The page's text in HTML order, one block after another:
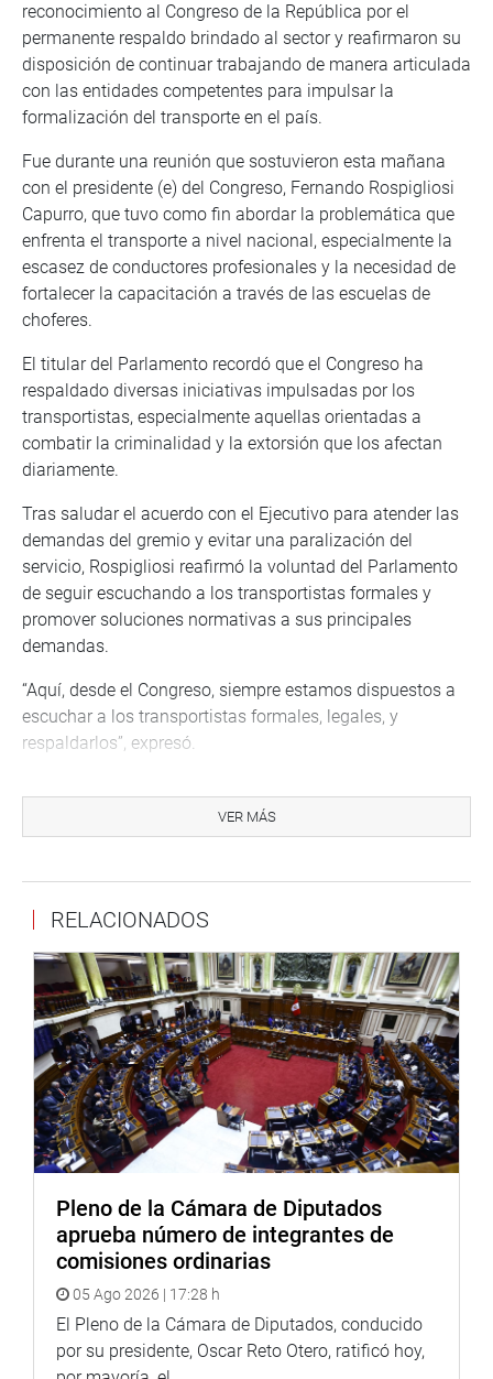
reconocimiento al Congreso de la República por el
permanente respaldo brindado al sector y reafirmaron su
disposición de continuar trabajando de manera articulada
con las entidades competentes para impulsar la
formalización del transporte en el país.
Fue durante una reunión que sostuvieron esta mañana
con el presidente (e) del Congreso, Fernando Rospigliosi
Capurro, que tuvo como fin abordar la problemática que
enfrenta el transporte a nivel nacional, especialmente la
escasez de conductores profesionales y la necesidad de
fortalecer la capacitación a través de las escuelas de
choferes.
El titular del Parlamento recordó que el Congreso ha
respaldado diversas iniciativas impulsadas por los
transportistas, especialmente aquellas orientadas a
combatir la criminalidad y la extorsión que los afectan
diariamente.
Tras saludar el acuerdo con el Ejecutivo para atender las
demandas del gremio y evitar una paralización del
servicio, Rospigliosi reafirmó la voluntad del Parlamento
de seguir escuchando a los transportistas formales y
promover soluciones normativas a sus principales
demandas.
“Aquí, desde el Congreso, siempre estamos dispuestos a
escuchar a los transportistas formales, legales, y
respaldarlos”, expresó.
desde el año pasado se vienen desarrollando mesas de
trabajo con participación de representantes del
técnicos que permitan mejorar la regulación del sector.
VER MÁS
RELACIONADOS
Pleno de la Cámara de Diputados
aprueba número de integrantes de
comisiones ordinarias
05 Ago 2026 | 17:28 h
El Pleno de la Cámara de Diputados, conducido
por su presidente, Oscar Reto Otero, ratificó hoy,